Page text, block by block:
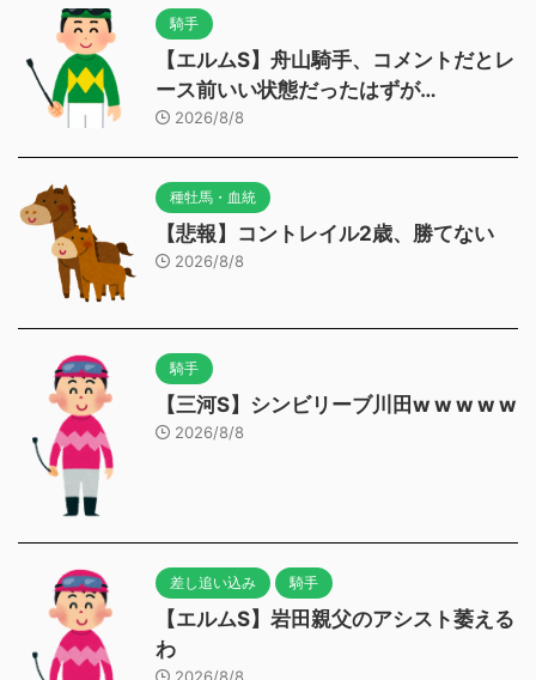
騎手
【エルムS】舟山騎手、コメントだとレ
ース前いい状態だったはずが…
2026/8/8
種牡馬・血統
【悲報】コントレイル2歳、勝てない
2026/8/8
騎手
【三河S】シンビリーブ川田w w w w w
2026/8/8
差し追い込み 騎手
【エルムS】岩田親父のアシスト萎える
わ